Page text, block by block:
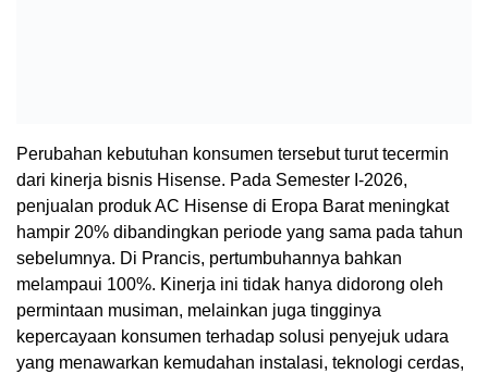
Perubahan kebutuhan konsumen tersebut turut tecermin
dari kinerja bisnis Hisense. Pada Semester I-2026,
penjualan produk AC Hisense di Eropa Barat meningkat
hampir 20% dibandingkan periode yang sama pada tahun
sebelumnya. Di Prancis, pertumbuhannya bahkan
melampaui 100%. Kinerja ini tidak hanya didorong oleh
permintaan musiman, melainkan juga tingginya
kepercayaan konsumen terhadap solusi penyejuk udara
yang menawarkan kemudahan instalasi, teknologi cerdas,